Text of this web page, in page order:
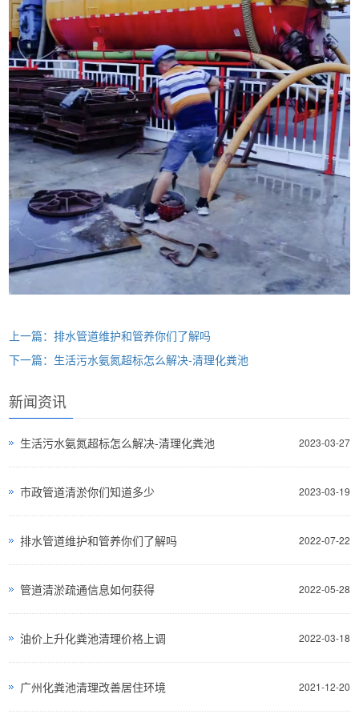
上一篇：排水管道维护和管养你们了解吗
下一篇：生活污水氨氮超标怎么解决-清理化粪池
新闻资讯
2023-03-27
生活污水氨氮超标怎么解决-清理化粪池
2023-03-19
市政管道清淤你们知道多少
2022-07-22
排水管道维护和管养你们了解吗
2022-05-28
管道清淤疏通信息如何获得
2022-03-18
油价上升化粪池清理价格上调
2021-12-20
广州化粪池清理改善居住环境